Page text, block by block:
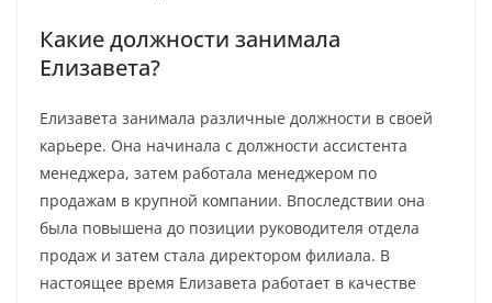
Какие должности занимала
Елизавета?
Елизавета занимала различные должности в своей
карьере. Она начинала с должности ассистента
менеджера, затем работала менеджером по
продажам в крупной компании. Впоследствии она
была повышена до позиции руководителя отдела
продаж и затем стала директором филиала. В
настоящее время Елизавета работает в качестве